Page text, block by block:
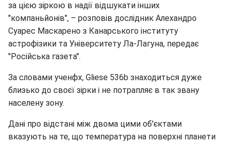
за цією зіркою в надії відшукати інших
"компаньйонів", – розповів дослідник Алехандро
Суарес Маскарено з Канарського інституту
астрофізики та Університету Ла-Лагуна, передає
"Російська газета".
За словами ученфх, Gliese 536b знаходиться дуже
близько до своєї зірки і не потрапляє в так звану
населену зону.
Дані про відстані між двома цими об'єктами
вказують на те, що температура на поверхні планети